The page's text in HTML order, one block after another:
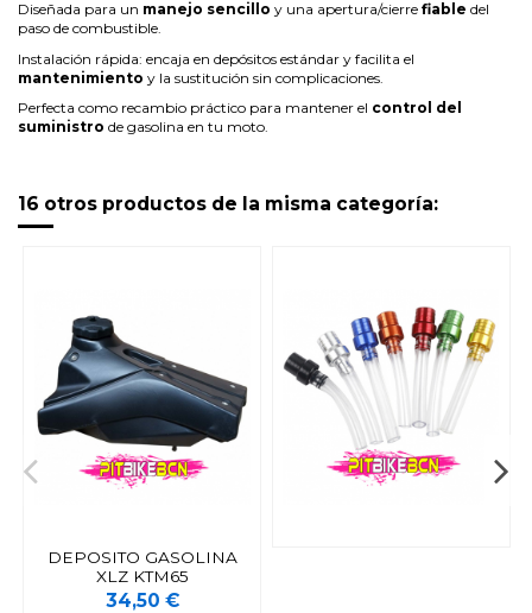
Diseñada para un manejo sencillo y una apertura/cierre fiable del
paso de combustible.
Instalación rápida: encaja en depósitos estándar y facilita el
mantenimiento y la sustitución sin complicaciones.
Perfecta como recambio práctico para mantener el control del
suministro de gasolina en tu moto.
16 otros productos de la misma categoría:
DEPOSITO GASOLINA
XLZ KTM65
34,50 €